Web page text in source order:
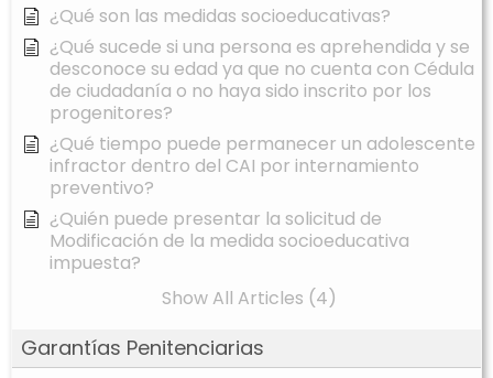
¿Qué son las medidas socioeducativas?
¿Qué sucede si una persona es aprehendida y se
desconoce su edad ya que no cuenta con Cédula
de ciudadanía o no haya sido inscrito por los
progenitores?
¿Qué tiempo puede permanecer un adolescente
infractor dentro del CAI por internamiento
preventivo?
¿Quién puede presentar la solicitud de
Modificación de la medida socioeducativa
impuesta?
Show All Articles (4)
Garantías Penitenciarias